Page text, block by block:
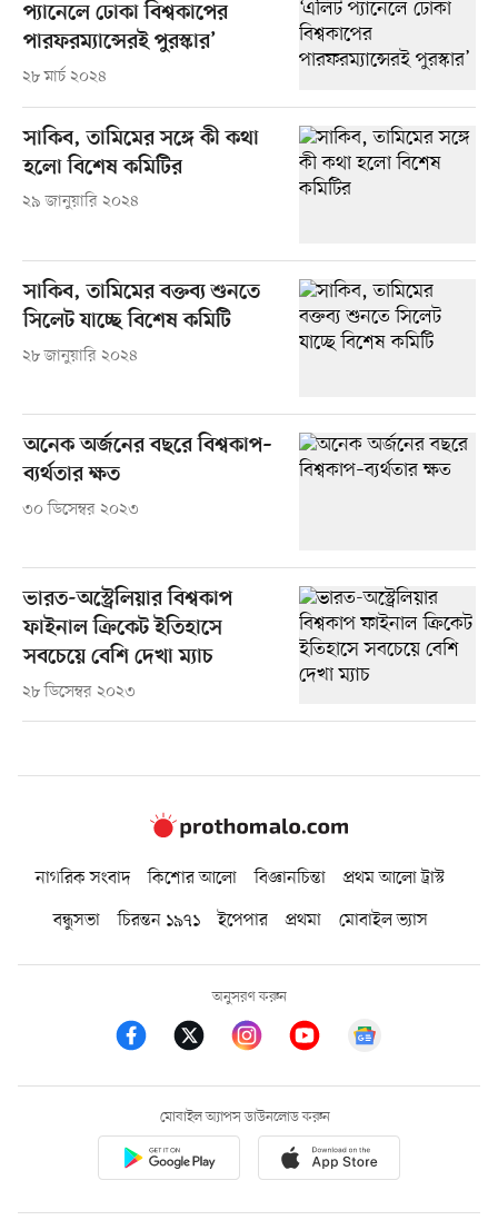
প্যানেলে ঢোকা বিশ্বকাপের
পারফরম্যান্সেরই পুরস্কার’
২৮ মার্চ ২০২৪
সাকিব, তামিমের সঙ্গে কী কথা
হলো বিশেষ কমিটির
২৯ জানুয়ারি ২০২৪
সাকিব, তামিমের বক্তব্য শুনতে
সিলেট যাচ্ছে বিশেষ কমিটি
২৮ জানুয়ারি ২০২৪
অনেক অর্জনের বছরে বিশ্বকাপ–
ব্যর্থতার ক্ষত
৩০ ডিসেম্বর ২০২৩
ভারত-অস্ট্রেলিয়ার বিশ্বকাপ
ফাইনাল ক্রিকেট ইতিহাসে
সবচেয়ে বেশি দেখা ম্যাচ
২৮ ডিসেম্বর ২০২৩
নাগরিক সংবাদ কিশোর আলো বিজ্ঞানচিন্তা
প্রথম আলো ট্রাস্ট
বন্ধুসভা
চিরন্তন ১৯৭১ ইপেপার প্রথমা মোবাইল ভ্যাস
অনুসরণ করুন
মোবাইল অ্যাপস ডাউনলোড করুন